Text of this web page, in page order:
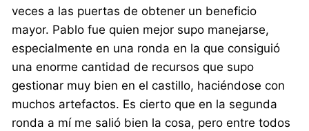
veces a las puertas de obtener un beneficio
mayor. Pablo fue quien mejor supo manejarse,
especialmente en una ronda en la que consiguió
una enorme cantidad de recursos que supo
gestionar muy bien en el castillo, haciéndose con
muchos artefactos. Es cierto que en la segunda
ronda a mí me salió bien la cosa, pero entre todos